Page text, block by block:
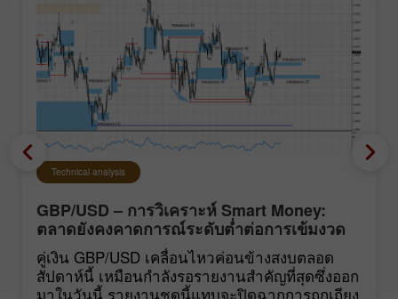
Technical analysis
GBP/USD – การวิเคราะห์ Smart Money:
ตลาดยังคงคาดการณ์ระดับต่ำต่อการเข้มงวด
นโยบายของ FOMC
คู่เงิน GBP/USD เคลื่อนไหวค่อนข้างสงบตลอด
สัปดาห์นี้ เหมือนกำลังรอรายงานสำคัญที่สุดซึ่งออก
มาในวันนี้ รายงานชุดนี้แทบจะปิดฉากการถกเถียง